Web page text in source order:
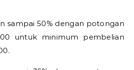
sampai 50% dengan potongan
untuk minimum pembelian